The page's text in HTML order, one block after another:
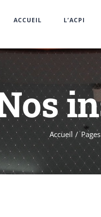
ACCUEIL L’ACPI
Accueil